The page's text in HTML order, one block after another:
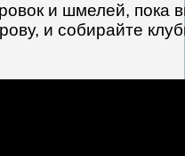
и шмелей, пока
и собирайте